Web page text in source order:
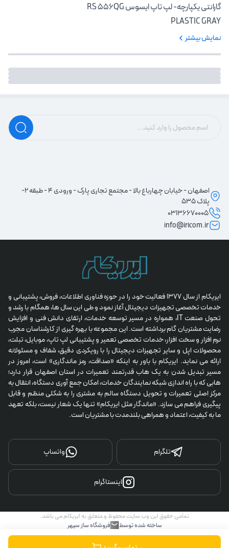
گارانتی یکپارچه- لپ تاپ ایسوس RS 556QG
PLASTIC GRAY
نمایش بیشتر
ما به کیفیت، اعتماد و همراهی بلندمدت با مشتریان است.
تلگرام واتساپ
اینستاگرام
اصفهان - خیابان چهارباغ بالا - مجتمع تجاری پارک - ورودی 4 - طبقه 2-
پلاک 535
03136670005
info@iricom.ir
تمامی حقوق این وب سایت محفوظ و متعلق به ایریکام می باشد.
ساخته شده توسط
فروشگاه ساز سپهر